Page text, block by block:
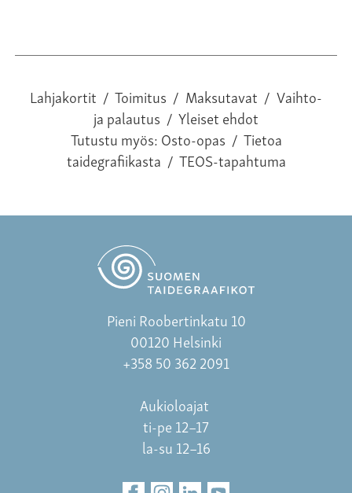
Lahjakortit / Toimitus / Maksutavat / Vaihto-
ja palautus / Yleiset ehdot
Tutustu myös:Osto-opas / Tietoa
taidegrafiikasta / TEOS-tapahtuma
Pieni Roobertinkatu 10
00120 Helsinki
+358 50 362 2091
Aukioloajat
ti-pe 12–17
la-su 12–16